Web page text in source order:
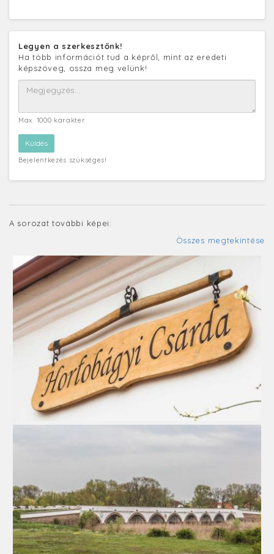
Legyen a szerkesztőnk!
Ha több információt tud a képről, mint az eredeti
képszöveg, ossza meg velünk!
Max. 1000 karakter
Bejelentkezés szükséges!
A sorozat további képei:
Összes megtekintése